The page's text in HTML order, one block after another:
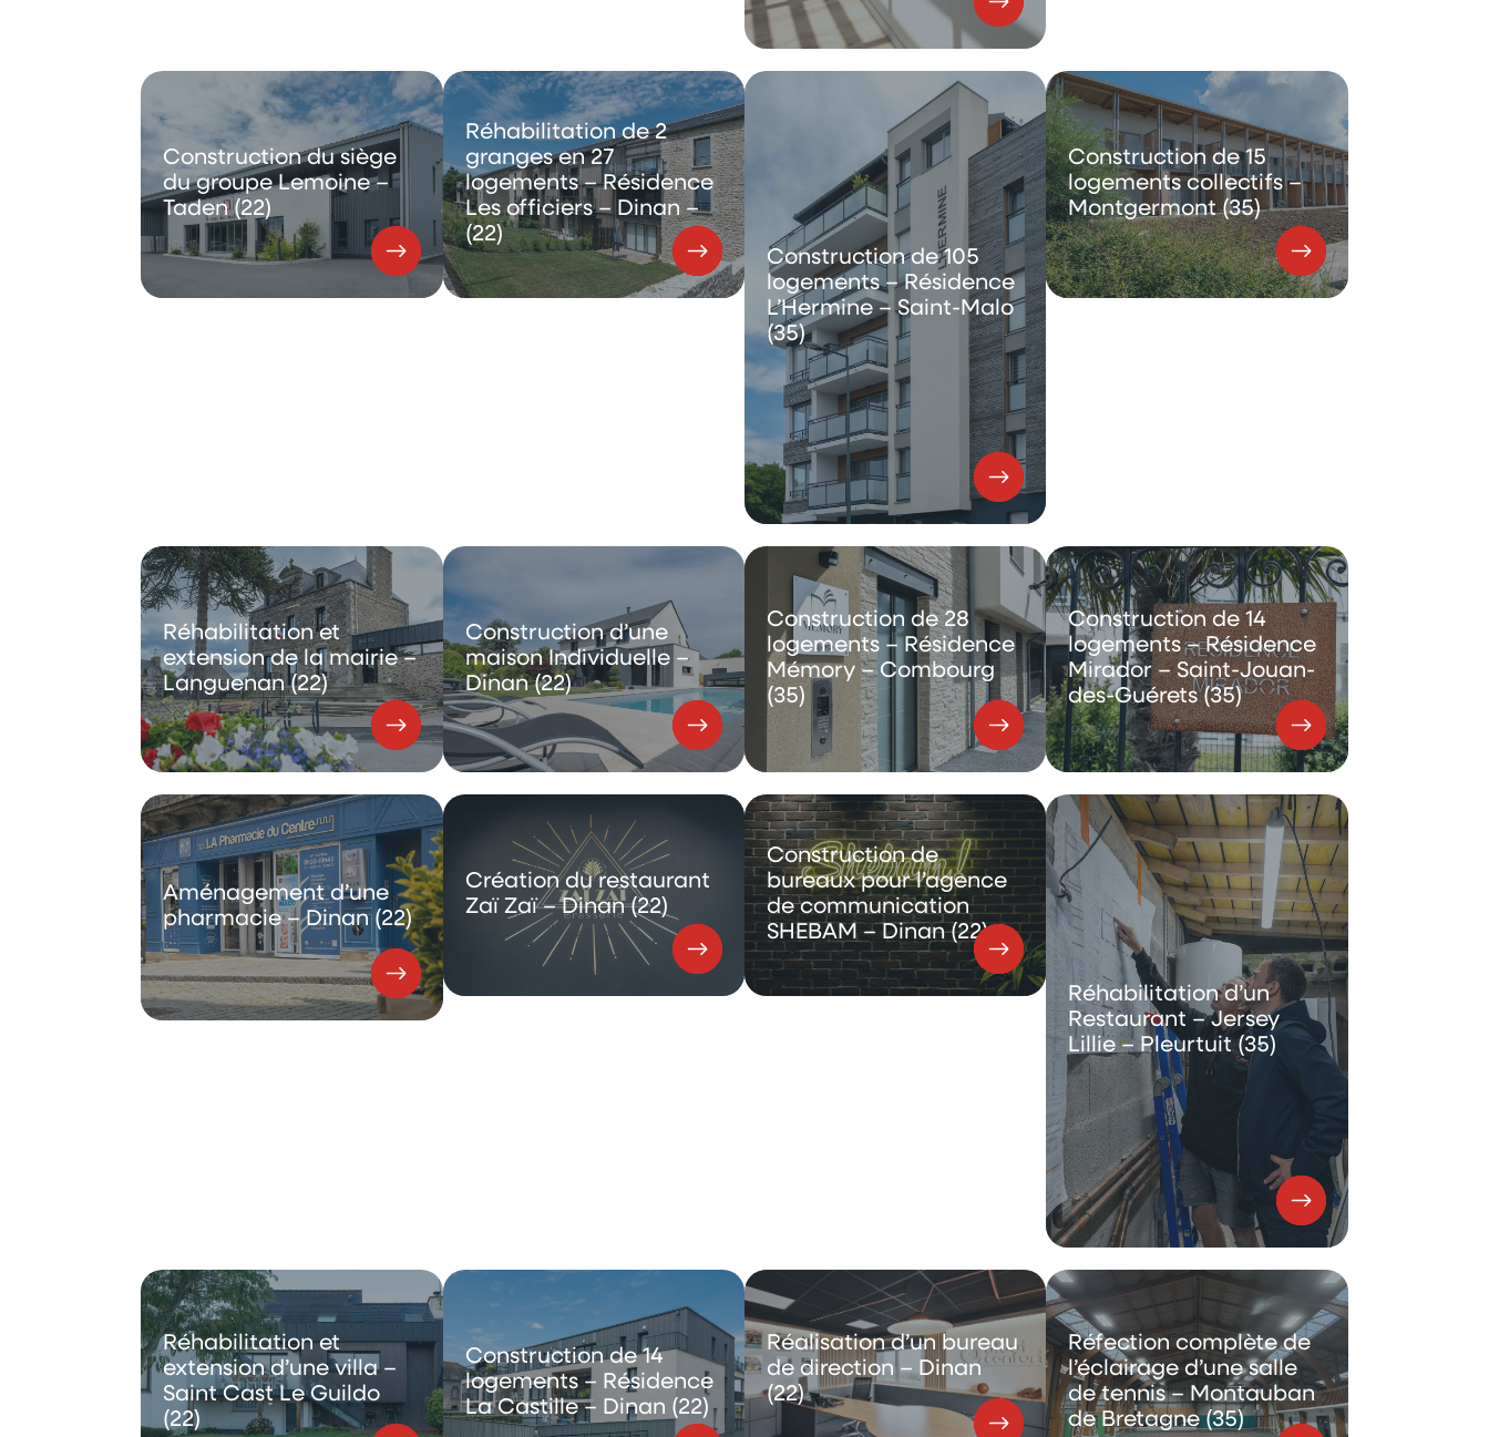
Construction du siège
du groupe Lemoine –
Taden (22)
Réhabilitation de 2
granges en 27
logements – Résidence
Les officiers – Dinan –
(22)
Construction de 105
logements – Résidence
L’Hermine – Saint-Malo
(35)
Construction de 15
logements collectifs –
Montgermont (35)
Réhabilitation et
extension de la mairie –
Languenan (22)
Construction d’une
maison Individuelle –
Dinan (22)
Construction de 28
logements – Résidence
Mémory – Combourg
(35)
Construction de 14
logements – Résidence
Mirador – Saint-Jouan-
des-Guérets (35)
Aménagement d’une
pharmacie – Dinan (22)
Création du restaurant
Zaï Zaï – Dinan (22)
Construction de
bureaux pour l’agence
de communication
SHEBAM – Dinan (22)
Réhabilitation d’un
Restaurant – Jersey
Lillie – Pleurtuit (35)
Réhabilitation et
extension d’une villa –
Saint Cast Le Guildo
(22)
Construction de 14
logements – Résidence
La Castille – Dinan (22)
Réalisation d’un bureau
de direction – Dinan
(22)
Réfection complète de
l’éclairage d’une salle
de tennis – Montauban
de Bretagne (35)